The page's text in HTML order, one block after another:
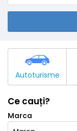
Autoturisme
Ce cauți?
Marca